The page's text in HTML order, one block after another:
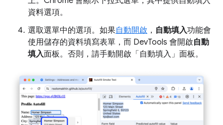
資料選項。
選取選單中的選項。如果自動開啟 ， 自動填入功能會
使用儲存的資料填寫表單，而 DevTools 會開啟自動
填入面板。否則，請手動開啟「自動填入」 面板。